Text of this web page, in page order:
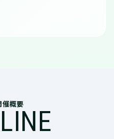
催概要